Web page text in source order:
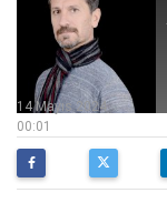
00:01
14 Mayıs 2024